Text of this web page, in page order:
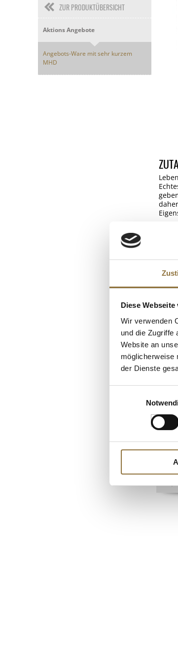
Diese
Wir verwenden
und die Zugriffe
Website an
möglicherweise
der Dienste
ZUR PRODUKTÜBERSICHT
Aktions Angebote
Angebots-Ware mit sehr kurzem
MHD
€